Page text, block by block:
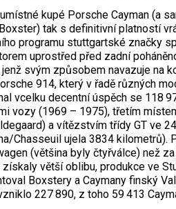
kupé Porsche Cayman (a
tak s definitivní platností
programu stuttgartské značky
uprostřed před zadní
jenž svým způsobem navazuje na
914, který v řadě různých
vcelku decentní úspěch se 118
vozy (1969 – 1975), třetím
a vítězstvím třídy GT ve
Chasseuil ujela 3834 kilometrů).
(většina byly čtyřválce) než
získaly větší oblibu, produkce ve
Boxstery a Caymany finský
227 890, z toho 59 413